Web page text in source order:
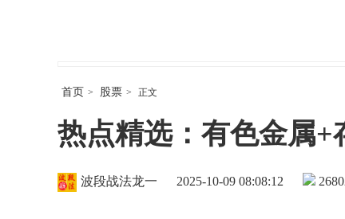
首页 > 股票 > 正文
热点精选：有色金属
波段战法龙一 2025-10-09 08:08:12